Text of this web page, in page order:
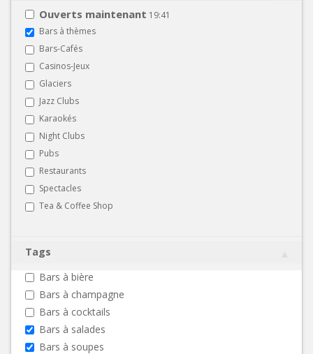
Ouverts maintenant 19:41
Bars à thèmes
Bars-Cafés
Casinos-Jeux
Glaciers
Jazz Clubs
Karaokés
Night Clubs
Pubs
Restaurants
Spectacles
Tea & Coffee Shop
Tags
Bars à bière
Bars à champagne
Bars à cocktails
Bars à salades
Bars à soupes